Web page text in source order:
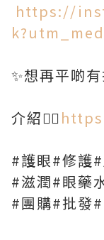
https://
✨想再平啲
介紹👉🏻
#護眼#修護
#滋潤#眼藥
#團購#批發